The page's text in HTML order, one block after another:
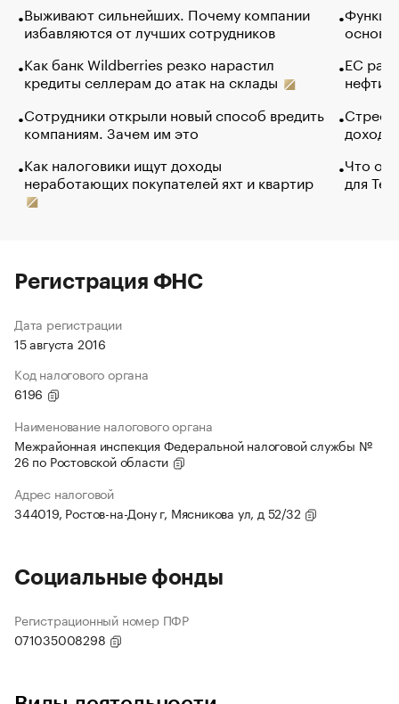
Выживают сильнейших. Почему компании
избавляются от лучших сотрудников
Как банк Wildberries резко нарастил
кредиты селлерам до атак на склады
Сотрудники открыли новый способ вредить
компаниям. Зачем им это
Как налоговики ищут доходы
неработающих покупателей яхт и квартир
основ
ЕС
нефти
Что
для
Регистрация ФНС
Дата регистрации
15 августа 2016
Код налогового органа
6196
Наименование налогового органа
Межрайонная инспекция Федеральной налоговой службы №
26 по Ростовской области
Адрес налоговой
344019, Ростов-на-Дону г, Мясникова ул, д 52/32
Социальные фонды
Регистрационный номер ПФР
071035008298